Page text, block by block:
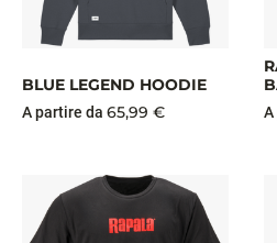
BLUE LEGEND HOODIE
A partire da 65,99 € A